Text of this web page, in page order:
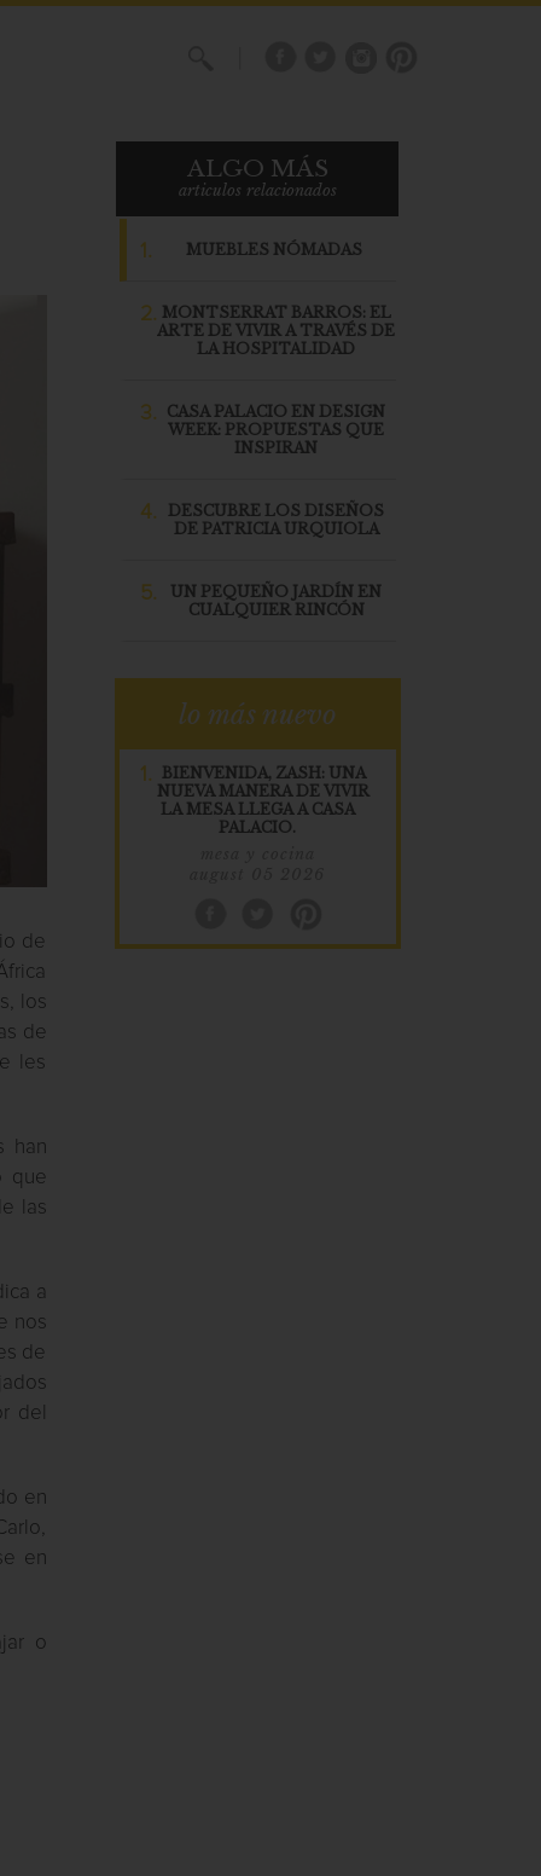
de
los
de
les
han
que
las
a
nos
de
del
en
en
o
ALGO MÁS
articulos relacionados
1. MUEBLES NÓMADAS
2. MONTSERRAT BARROS: EL
ARTE DE VIVIR A TRAVÉS DE
LA HOSPITALIDAD
3.
CASA PALACIO EN DESIGN
WEEK: PROPUESTAS QUE
INSPIRAN
4.
DESCUBRE LOS DISEÑOS
DE PATRICIA URQUIOLA
5.
UN PEQUEÑO JARDÍN EN
CUALQUIER RINCÓN
lo más nuevo
1.
BIENVENIDA, ZASH: UNA
NUEVA MANERA DE VIVIR
LA MESA LLEGA A CASA
PALACIO.